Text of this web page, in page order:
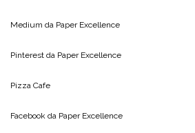
Medium da Paper Excellence
Pinterest da Paper Excellence
Pizza Cafe
Facebook da Paper Excellence